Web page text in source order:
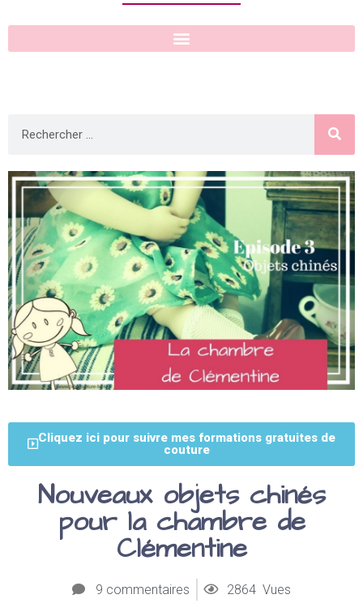
Cliquez ici pour suivre mes formations gratuites de
couture
Nouveaux objets chinés
pour la chambre de
Clémentine
9 commentaires 2864 Vues